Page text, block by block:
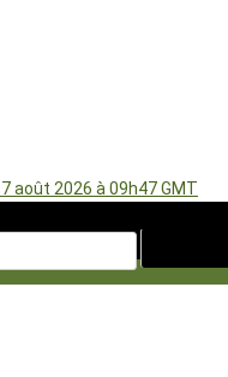
août 2026 à 09h47 GMT